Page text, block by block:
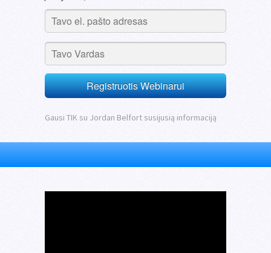
Registruotis Webinarui
Gausi TIK su Jordan Belfort susijusią informaciją